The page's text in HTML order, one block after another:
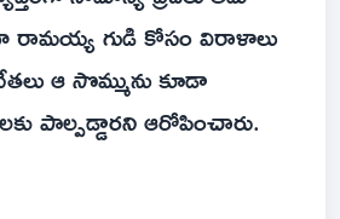
రామయ్య గుడి కోసం విరాళాలు
ఆ సొమ్మును కూడా
పాల్పడ్డారని ఆరోపించారు.